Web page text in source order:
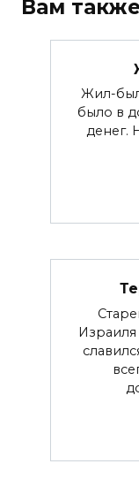
Вам
Жил-был
было в
денег.